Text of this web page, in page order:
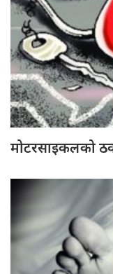
मोटरसाइकलको